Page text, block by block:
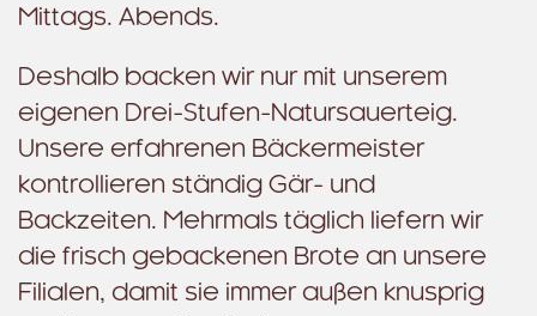
Mittags. Abends.
Deshalb backen wir nur mit unserem
eigenen Drei-Stufen-Natursauerteig.
Unsere erfahrenen Bäckermeister
kontrollieren ständig Gär- und
Backzeiten. Mehrmals täglich liefern wir
die frisch gebackenen Brote an unsere
Filialen, damit sie immer außen knusprig